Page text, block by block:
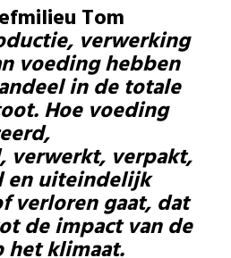
Tom
verwerking
voeding hebben
in de totale
Hoe voeding
verwerkt, verpakt,
en uiteindelijk
verloren gaat, dat
de impact van de
het klimaat.